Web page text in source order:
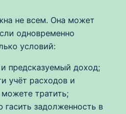
не всем. Она может
одновременно
условий:
предсказуемый доход;
учёт расходов и
тратить;
задолженность в